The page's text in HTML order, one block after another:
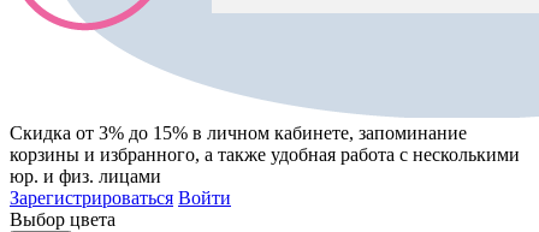
Скидка от 3% до 15% в личном кабинете, запоминание
корзины и избранного, а также удобная работа с несколькими
юр. и физ. лицами
Зарегистрироваться Войти
Выбор цвета